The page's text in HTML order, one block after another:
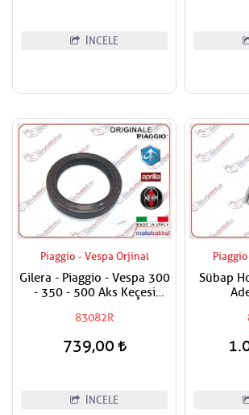
İNCELE
Piaggio - Vespa Orjinal
Gilera - Piaggio - Vespa 300
- 350 - 500 Aks Keçesi
83082R
739,00
İNCELE
Sübap